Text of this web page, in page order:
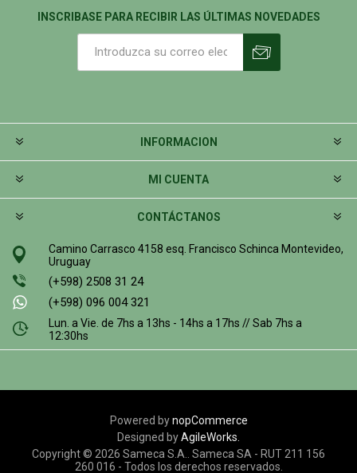
INSCRIBASE PARA RECIBIR LAS ÚLTIMAS NOVEDADES
INFORMACION
MI CUENTA
CONTÁCTANOS
Camino Carrasco 4158 esq. Francisco Schinca Montevideo,
Uruguay
(+598) 2508 31 24
(+598) 096 004 321
Lun. a Vie. de 7hs a 13hs - 14hs a 17hs // Sab 7hs a
12:30hs
Powered bynopCommerce
Designed byAgileWorks.
Copyright © 2026 Sameca S.A.. Sameca SA - RUT 211 156
260 016 - Todos los derechos reservados.